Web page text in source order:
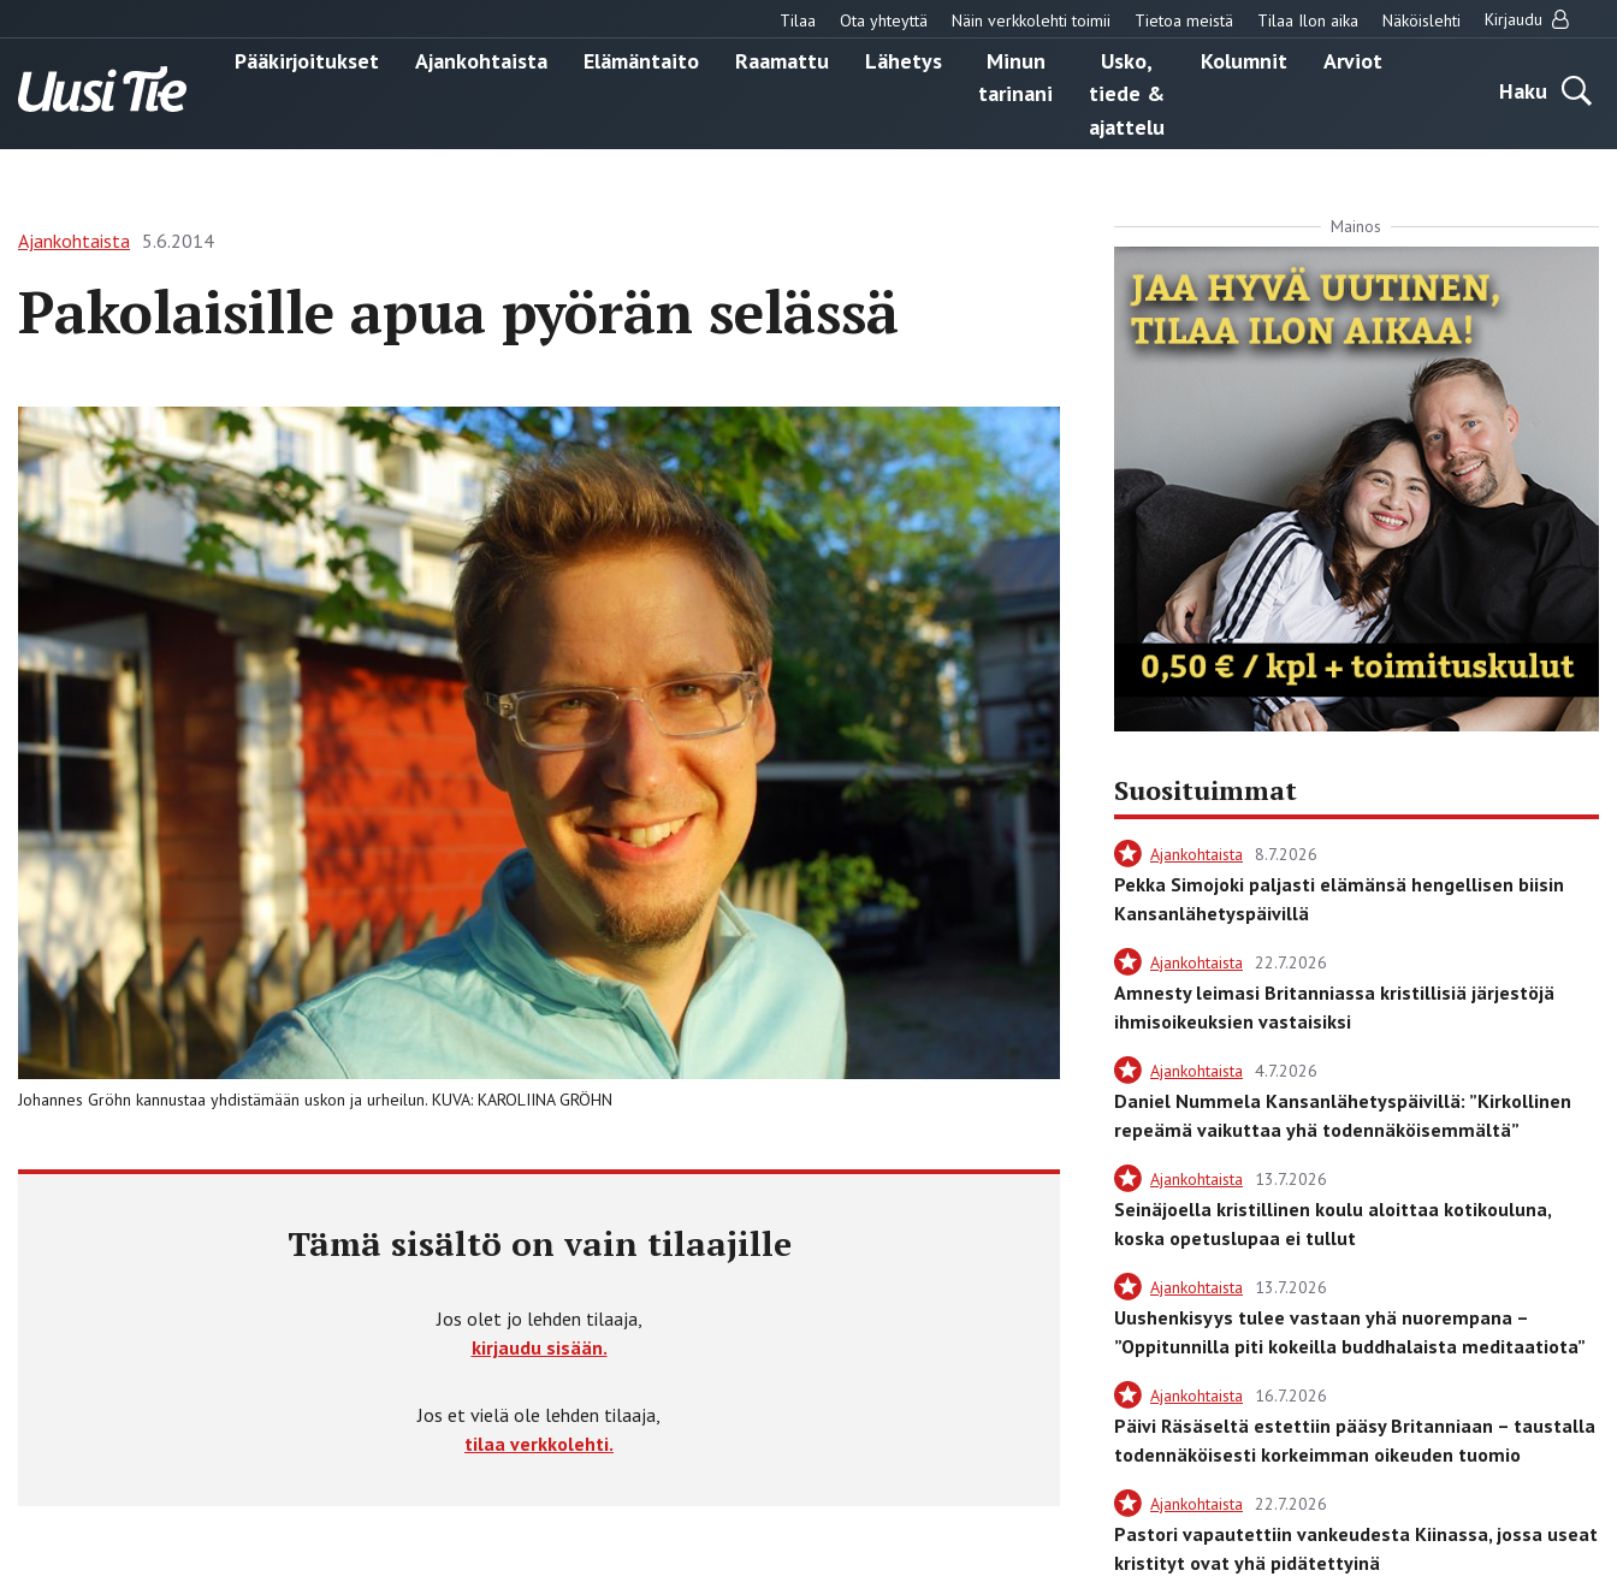
Tilaa Ota yhteyttä Näin verkkolehti toimii Tietoa meistä Tilaa Ilon aika Näköislehti Kirjaudu
Pääkirjoitukset Ajankohtaista Elämäntaito Raamattu Lähetys
Minun
tarinani
Usko,
tiede &
ajattelu
Kolumnit
Arviot
Haku
Ajankohtaista 5.6.2014
Pakolaisille apua pyörän selässä
Johannes Gröhn kannustaa yhdistämään uskon ja urheilun. KUVA: KAROLIINA GRÖHN
Tämä sisältö on vain tilaajille
Jos olet jo lehden tilaaja,
kirjaudu sisään.
Jos et vielä ole lehden tilaaja,
tilaa verkkolehti.
Mainos
Suosituimmat
Ajankohtaista 8.7.2026
Pekka Simojoki paljasti elämänsä hengellisen biisin
Kansanlähetyspäivillä
Ajankohtaista 22.7.2026
Amnesty leimasi Britanniassa kristillisiä järjestöjä
ihmisoikeuksien vastaisiksi
Ajankohtaista 4.7.2026
Daniel Nummela Kansanlähetyspäivillä: ”Kirkollinen
repeämä vaikuttaa yhä todennäköisemmältä”
Ajankohtaista 13.7.2026
Seinäjoella kristillinen koulu aloittaa kotikouluna,
koska opetuslupaa ei tullut
Ajankohtaista 13.7.2026
Uushenkisyys tulee vastaan yhä nuorempana –
”Oppitunnilla piti kokeilla buddhalaista meditaatiota”
Ajankohtaista 16.7.2026
Päivi Räsäseltä estettiin pääsy Britanniaan – taustalla
todennäköisesti korkeimman oikeuden tuomio
Ajankohtaista 22.7.2026
Pastori vapautettiin vankeudesta Kiinassa, jossa useat
kristityt ovat yhä pidätettyinä